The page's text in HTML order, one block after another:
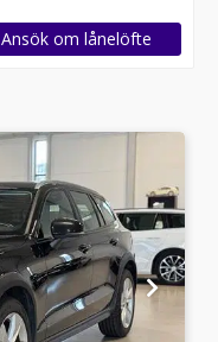
Ansök om lånelöfte